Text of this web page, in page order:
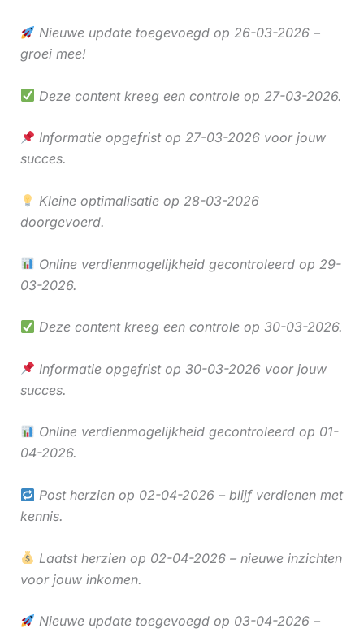
Nieuwe update toegevoegd op 26-03-2026 –
groei mee!
Deze content kreeg een controle op 27-03-2026.
Informatie opgefrist op 27-03-2026 voor jouw
succes.
Kleine optimalisatie op 28-03-2026
doorgevoerd.
Online verdienmogelijkheid gecontroleerd op 29-
03-2026.
Deze content kreeg een controle op 30-03-2026.
Informatie opgefrist op 30-03-2026 voor jouw
succes.
Online verdienmogelijkheid gecontroleerd op 01-
04-2026.
Post herzien op 02-04-2026 – blijf verdienen met
kennis.
Laatst herzien op 02-04-2026 – nieuwe inzichten
voor jouw inkomen.
Nieuwe update toegevoegd op 03-04-2026 –